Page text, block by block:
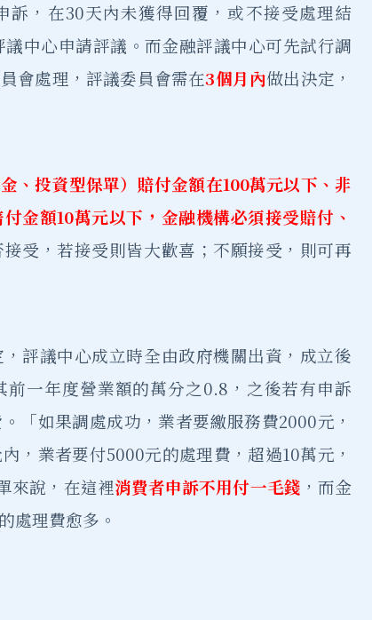
訴，在30天內未獲得回覆，或不接受處理結
中心申請評議。而金融評議中心可先試行調
會處理，評議委員會需在3個月內做出決定，
、投資型保單）賠付金額在100萬元以下、非
金額10萬元以下，金融機構必須接受賠付、
接受，若接受則皆大歡喜；不願接受，則可再
評議中心成立時全由政府機關出資，成立後
一年度營業額的萬分之0.8，之後若有申訴
「如果調處成功，業者要繳服務費2000元，
，業者要付5000元的處理費，超過10萬元，
來說，在這裡消費者申訴不用付一毛錢 ，而金
處理費愈多。